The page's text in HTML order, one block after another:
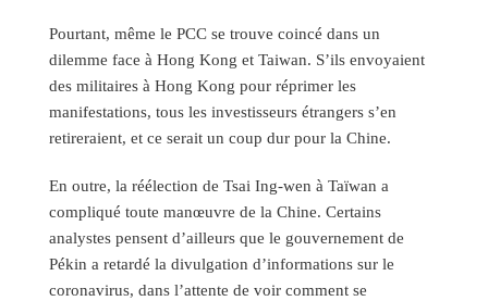
Pourtant, même le PCC se trouve coincé dans un
dilemme face à Hong Kong et Taiwan. S’ils envoyaient
des militaires à Hong Kong pour réprimer les
manifestations, tous les investisseurs étrangers s’en
retireraient, et ce serait un coup dur pour la Chine.
En outre, la réélection de Tsai Ing-wen à Taïwan a
compliqué toute manœuvre de la Chine. Certains
analystes pensent d’ailleurs que le gouvernement de
Pékin a retardé la divulgation d’informations sur le
coronavirus, dans l’attente de voir comment se